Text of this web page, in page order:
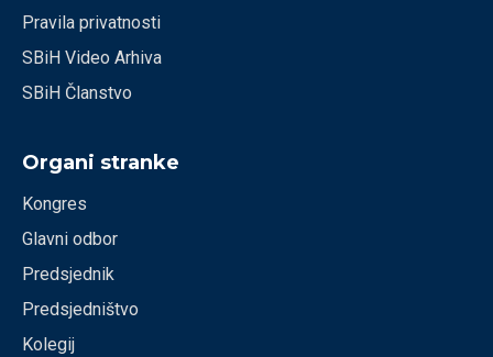
Pravila privatnosti
SBiH Video Arhiva
SBiH Članstvo
Organi stranke
Kongres
Glavni odbor
Predsjednik
Predsjedništvo
Kolegij